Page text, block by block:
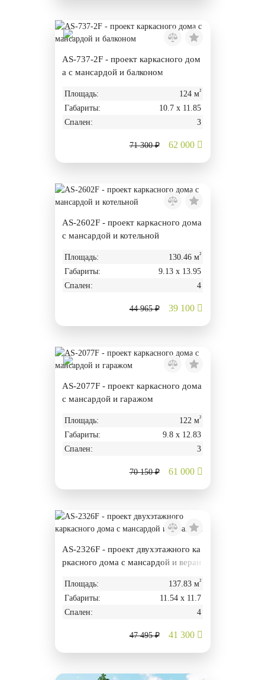
AS-737-2F - проект каркасного дом
а с мансардой и балконом
Площадь: 124 м²
Габариты:
10.7 х 11.85
Спален:
3
71 300 ₽ 62 000
AS-2602F - проект каркасного дома
с мансардой и котельной
Площадь: 130.46 м²
Габариты:
9.13 х 13.95
Спален:
4
44 965 ₽ 39 100
AS-2077F - проект каркасного дома
с мансардой и гаражом
Площадь: 122 м²
Габариты:
9.8 х 12.83
Спален:
3
70 150 ₽ 61 000
AS-2326F - проект двухэтажного ка
ркасного дома с мансардой и веран
Площадь: 137.83 м²
Габариты:
11.54 х 11.7
Спален:
4
47 495 ₽ 41 300